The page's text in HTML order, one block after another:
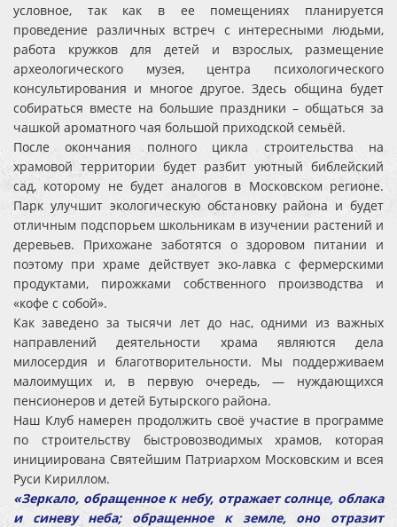
условное, так как в ее помещениях планируется
проведение различных встреч с интересными людьми,
работа кружков для детей и взрослых, размещение
археологического музея, центра психологического
консультирования и многое другое. Здесь община будет
собираться вместе на большие праздники – общаться за
чашкой ароматного чая большой приходской семьёй.
После окончания полного цикла строительства на
храмовой территории будет разбит уютный библейский
сад, которому не будет аналогов в Московском регионе.
Парк улучшит экологическую обстановку района и будет
отличным подспорьем школьникам в изучении растений и
деревьев. Прихожане заботятся о здоровом питании и
поэтому при храме действует эко-лавка с фермерскими
продуктами, пирожками собственного производства и
«кофе с собой».
Как заведено за тысячи лет до нас, одними из важных
направлений деятельности храма являются дела
милосердия и благотворительности. Мы поддерживаем
малоимущих и, в первую очередь, — нуждающихся
пенсионеров и детей Бутырского района.
Наш Клуб намерен продолжить своё участие в программе
по строительству быстровозводимых храмов, которая
инициирована Святейшим Патриархом Московским и всея
Руси Кириллом.
«Зеркало, обращенное к небу, отражает солнце, облака
и синеву неба; обращенное к земле, оно отразит